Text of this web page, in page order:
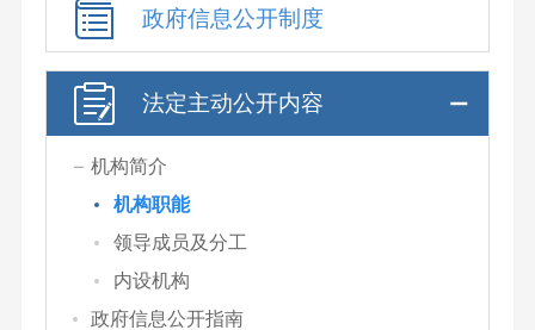
政府信息公开制度
法定主动公开内容
机构简介
机构职能
领导成员及分工
内设机构
政府信息公开指南